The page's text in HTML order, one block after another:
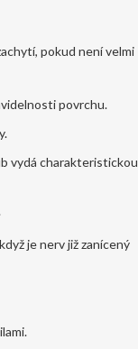
pokud není velmi
povrchu.
vydá charakteristickou
je nerv již zanícený